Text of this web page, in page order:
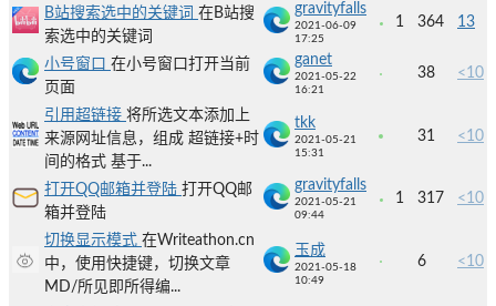
B站搜索选中的关键词 在B站搜
索选中的关键词
gravityfalls
2021-06-09
17:25
1 364 13
小号窗口 在小号窗口打开当前
页面
ganet
2021-05-22
16:21
38 <10
引用超链接 将所选文本添加上
来源网址信息，组成 超链接+时
间的格式 基于...
tkk
2021-05-21
15:31
31 <10
打开QQ邮箱并登陆 打开QQ邮
箱并登陆
gravityfalls
2021-05-21
09:44
1 317 <10
切换显示模式 在Writeathon.cn
中，使用快捷键，切换文章
MD/所见即所得编...
玉成
2021-05-18
10:49
6 <10